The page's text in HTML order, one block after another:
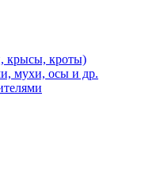
крысы, кроты)
мухи, осы и др.